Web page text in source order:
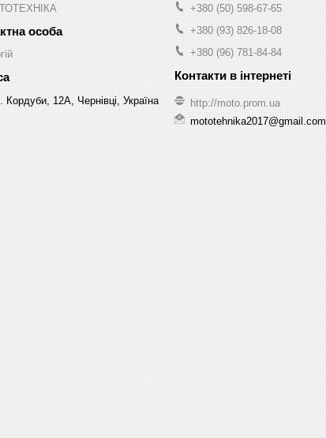
Кордуби, 12А, Чернівці, Україна
+380 (50) 598-67-65
+380 (93) 826-18-08
+380 (96) 781-84-84
http://moto.prom.ua
mototehnika2017@gmail.com